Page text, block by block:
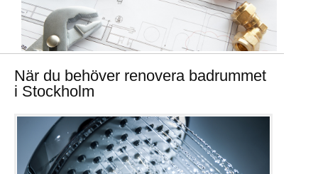
När du behöver renovera badrummet
i Stockholm